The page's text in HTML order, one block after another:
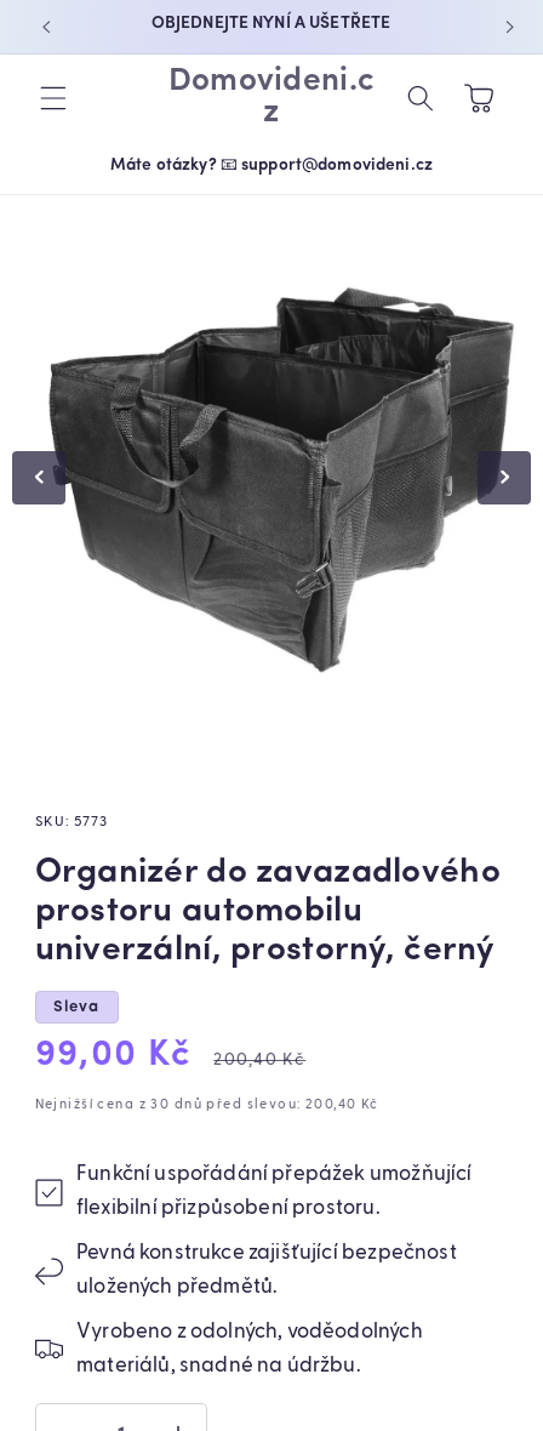
PŘEJÍT K
OBJEDNEJTE NYNÍ A UŠETŘETE
Domovideni.c
z
Košík
Máte otázky? 📧 support@domovideni.cz
SKU:5773
Organizér do zavazadlového
prostoru automobilu
univerzální, prostorný, černý
Sleva
Výprodejová
cena
99,00 Kč
Běžná
cena
200,40 Kč
Nejnižší cena z 30 dnů před slevou: 200,40 Kč
Funkční uspořádání přepážek umožňující
flexibilní přizpůsobení prostoru.
Pevná konstrukce zajišťující bezpečnost
uložených předmětů.
Vyrobeno z odolných, voděodolných
materiálů, snadné na údržbu.